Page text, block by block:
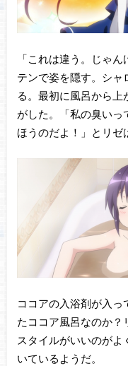
「これは違う。じゃ
テンで姿を隠す。シャ
る。最初に風呂から上
がした。「私の臭いっ
ほうのだよ！」とリゼ
ココアの入浴剤が入
たココア風呂なのか？
スタイルがいいのが
いているようだ。